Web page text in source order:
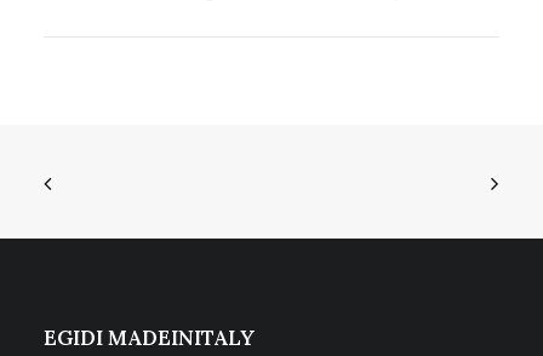
EGIDI MADEINITALY